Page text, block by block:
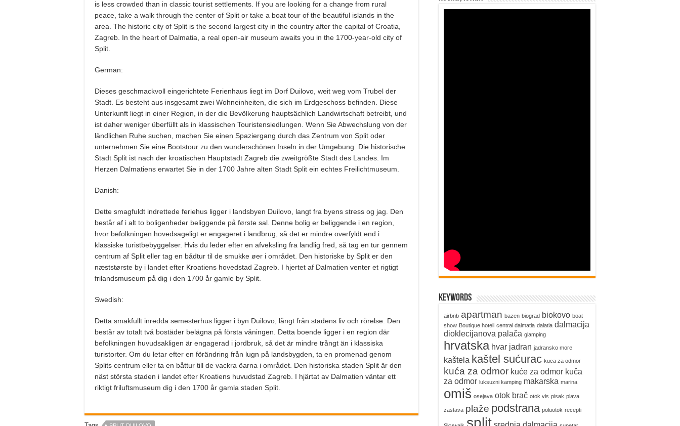
is less crowded than in classic tourist settlements. If you are looking for a change from rural
peace, take a walk through the center of Split or take a boat tour of the beautiful islands in the
area. The historic city of Split is the second largest city in the country after the capital of Croatia,
Zagreb. In the heart of Dalmatia, a real open-air museum awaits you in the 1700-year-old city of
Split.
German:
Dieses geschmackvoll eingerichtete Ferienhaus liegt im Dorf Duilovo, weit weg vom Trubel der
Stadt. Es besteht aus insgesamt zwei Wohneinheiten, die sich im Erdgeschoss befinden. Diese
Unterkunft liegt in einer Region, in der die Bevölkerung hauptsächlich Landwirtschaft betreibt, und
ist daher weniger überfüllt als in klassischen Touristensiedlungen. Wenn Sie Abwechslung von der
ländlichen Ruhe suchen, machen Sie einen Spaziergang durch das Zentrum von Split oder
unternehmen Sie eine Bootstour zu den wunderschönen Inseln in der Umgebung. Die historische
Stadt Split ist nach der kroatischen Hauptstadt Zagreb die zweitgrößte Stadt des Landes. Im
Herzen Dalmatiens erwartet Sie in der 1700 Jahre alten Stadt Split ein echtes Freilichtmuseum.
Danish:
Dette smagfuldt indrettede feriehus ligger i landsbyen Duilovo, langt fra byens stress og jag. Den
består af i alt to boligenheder beliggende på første sal. Denne bolig er beliggende i en region,
hvor befolkningen hovedsageligt er engageret i landbrug, så det er mindre overfyldt end i
klassiske turistbebyggelser. Hvis du leder efter en afveksling fra landlig fred, så tag en tur gennem
centrum af Split eller tag en bådtur til de smukke øer i området. Den historiske by Split er den
næststørste by i landet efter Kroatiens hovedstad Zagreb. I hjertet af Dalmatien venter et rigtigt
frilandsmuseum på dig i den 1700 år gamle by Split.
Swedish:
Detta smakfullt inredda semesterhus ligger i byn Duilovo, långt från stadens liv och rörelse. Den
består av totalt två bostäder belägna på första våningen. Detta boende ligger i en region där
befolkningen huvudsakligen är engagerad i jordbruk, så det är mindre trångt än i klassiska
turistorter. Om du letar efter en förändring från lugn på landsbygden, ta en promenad genom
Splits centrum eller ta en båttur till de vackra öarna i området. Den historiska staden Split är den
näst största staden i landet efter Kroatiens huvudstad Zagreb. I hjärtat av Dalmatien väntar ett
riktigt friluftsmuseum dig i den 1700 år gamla staden Split.
keywords
airbnb apartman bazen biograd biokovo boat
show Boutique hoteli central dalmatia dalatia dalmacija
dioklecijanova palača glamping
hrvatska hvar jadran jadransko more
kaštela kaštel sućurac kuca za odmor
kuća za odmor kuće za odmor kuča
za odmor luksuzni kamping makarska marina
omiš osejava otok brač otok vis pisak plava
zastava plaže podstrana poluotok recepti
split